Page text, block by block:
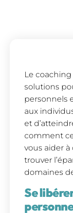
Le coaching
solutions
personnels
aux
et
comment
vous aider
trouver
domaines
Se